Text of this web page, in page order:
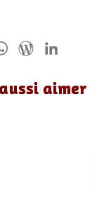
W
a
W
r
n
aimer